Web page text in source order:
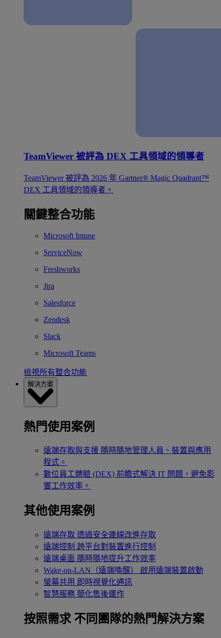
TeamViewer 被評為 DEX 工具領域的領導者
TeamViewer 被評為 2026 年 Gartner® Magic Quadrant™
DEX 工具領域的領導者。
關鍵整合功能
Microsoft Intune
ServiceNow
Freshworks
Jira
Salesforce
Zendesk
Slack
Microsoft Teams
檢視所有整合功能
解決方案
熱門使用案例
遠端存取與支援 隨時隨地管理人員、裝置與應用
程式。
數位員工體驗 (DEX) 前瞻式解決 IT 問題，避免影
響工作效率。
其他使用案例
遠端存取 透過安全連線改進存取
遠端控制 跨平台對裝置進行控制
遠端桌面 隨時隨地提升工作效率
Wake-on-LAN（遠端喚醒）
啟用遠端裝置啟動
螢幕共用 即時視覺化通訊
智慧服務 簡化售後運作
按照需求 不同團隊的熱門解決方案